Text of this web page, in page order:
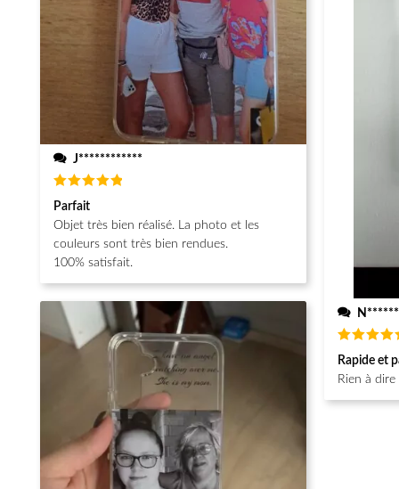
J************
Note5
sur 5
Parfait
Objet très bien réalisé. La photo et les
couleurs sont très bien rendues.
100% satisfait.
Note
sur 5
Rapide et
Rien à dire